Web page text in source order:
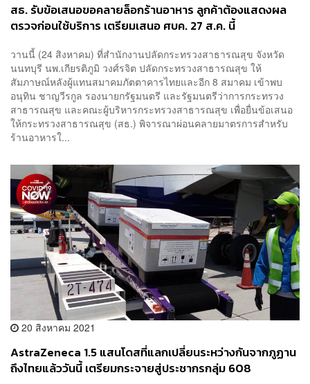
สธ. รับข้อเสนอขอคลายล็อกร้านอาหาร ลูกค้าต้องแสดงผล
ตรวจก่อนใช้บริการ เตรียมเสนอ ศบค. 27 ส.ค. นี้
วานนี้ (24 สิงหาคม) ที่สำนักงานปลัดกระทรวงสาธารณสุข จังหวัด
นนทบุรี นพ.เกียรติภูมิ วงศ์รจิต ปลัดกระทรวงสาธารณสุข ให้
สัมภาษณ์หลังผู้แทนสมาคมภัตตาคารไทยและอีก 8 สมาคม เข้าพบ
อนุทิน ชาญวีรกูล รองนายกรัฐมนตรี และรัฐมนตรีว่าการกระทรวง
สาธารณสุข และคณะผู้บริหารกระทรวงสาธารณสุข เพื่อยื่นข้อเสนอ
ให้กระทรวงสาธารณสุข (สธ.) พิจารณาผ่อนคลายมาตรการสำหรับ
ร้านอาหารใ...
20 สิงหาคม 2021
AstraZeneca 1.5 แสนโดสที่แลกเปลี่ยนระหว่างกันจากภูฏาน
ถึงไทยแล้ววันนี้ เตรียมกระจายสู่ประชากรกลุ่ม 608